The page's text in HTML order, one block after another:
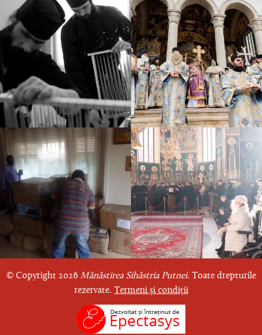
© Copyright 2026 Mănăstirea Sihăstria Putnei. Toate drepturile
rezervate. Termeni și condiții